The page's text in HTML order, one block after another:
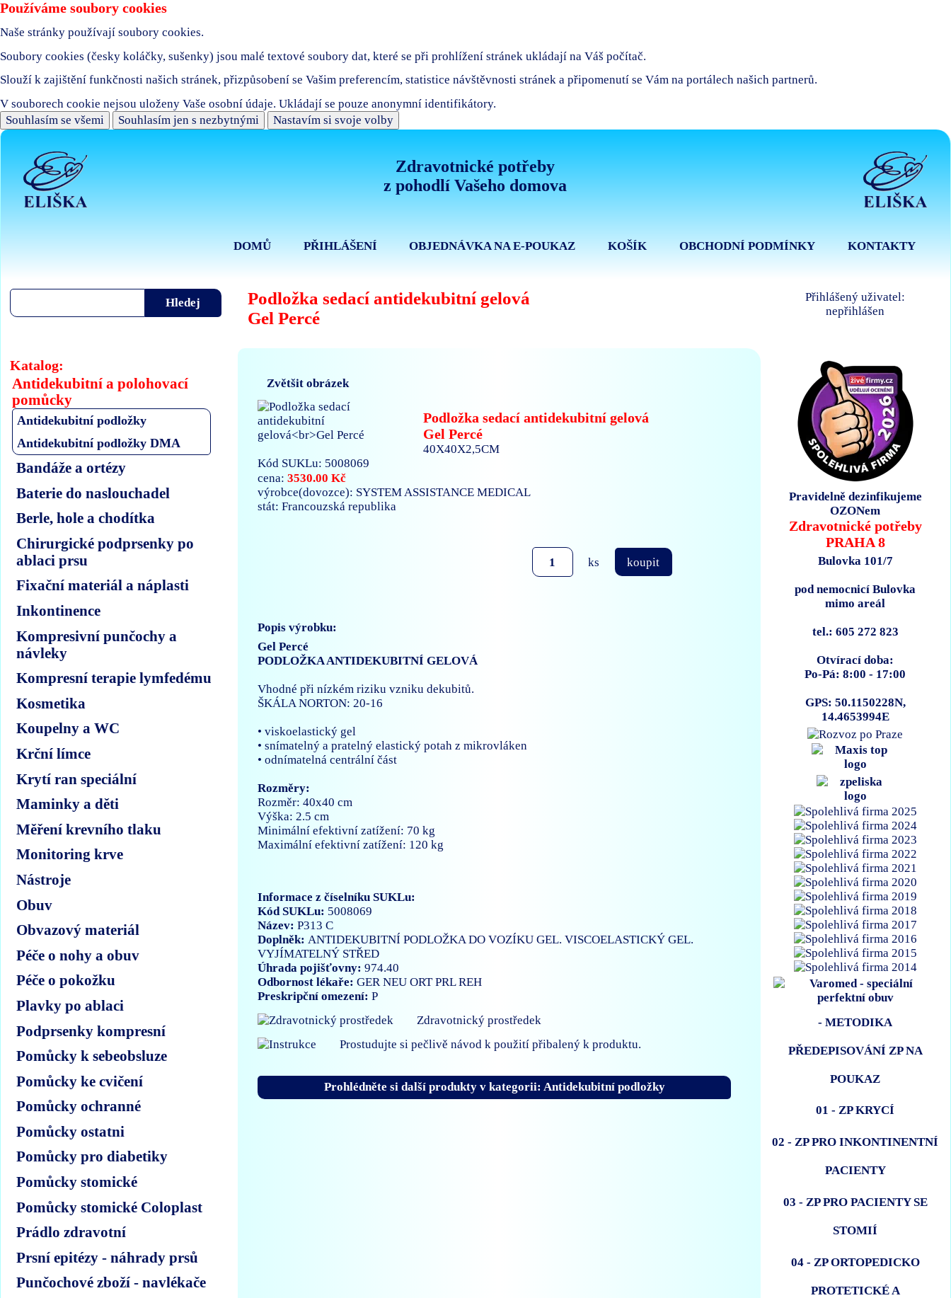
Používáme soubory cookies
Naše stránky používají soubory cookies.
Soubory cookies (česky koláčky, sušenky) jsou malé textové soubory dat, které se při prohlížení stránek ukládají na Váš počítač.
Slouží k zajištění funkčnosti našich stránek, přizpůsobení se Vašim preferencím, statistice návštěvnosti stránek a připomenutí se Vám na portálech našich partnerů.
V souborech cookie nejsou uloženy Vaše osobní údaje. Ukládají se pouze anonymní identifikátory.
Souhlasím se všemi
Souhlasím jen s nezbytnými Nastavím si svoje volby
Zdravotnické potřeby
z pohodlí Vašeho domova
KONTAKTY
OBCHODNÍ PODMÍNKY
KOŠÍK
OBJEDNÁVKA NA E-POUKAZ
PŘIHLÁŠENÍ
DOMŮ
Podložka sedací antidekubitní gelová
Gel Percé
Přihlášený uživatel:
nepřihlášen
Katalog:
Antidekubitní a polohovací
pomůcky
Antidekubitní podložky
Antidekubitní podložky DMA
Bandáže a ortézy
Baterie do naslouchadel
Berle, hole a chodítka
Chirurgické podprsenky po
ablaci prsu
Fixační materiál a náplasti
Inkontinence
Kompresivní punčochy a
návleky
Kompresní terapie lymfedému
Kosmetika
Koupelny a WC
Krční límce
Krytí ran speciální
Maminky a děti
Měření krevního tlaku
Monitoring krve
Nástroje
Obuv
Obvazový materiál
Péče o nohy a obuv
Péče o pokožku
Plavky po ablaci
Podprsenky kompresní
Pomůcky k sebeobsluze
Pomůcky ke cvičení
Pomůcky ochranné
Pomůcky ostatni
Pomůcky pro diabetiky
Pomůcky stomické
Pomůcky stomické Coloplast
Prádlo zdravotní
Prsní epitézy - náhrady prsů
Punčochové zboží - navlékače
Zvětšit obrázek
Podložka sedací antidekubitní gelová
Gel Percé
40X40X2,5CM
Kód SUKLu: 5008069
cena: 3530.00 Kč
výrobce(dovozce): SYSTEM ASSISTANCE MEDICAL
stát: Francouzská republika
ks koupit
Popis výrobku:
Gel Percé
PODLOŽKA ANTIDEKUBITNÍ GELOVÁ
Vhodné při nízkém riziku vzniku dekubitů.
ŠKÁLA NORTON: 20-16
• viskoelastický gel
• snímatelný a pratelný elastický potah z mikrovláken
• odnímatelná centrální část
Rozměry:
Rozměr: 40x40 cm
Výška: 2.5 cm
Minimální efektivní zatížení: 70 kg
Maximální efektivní zatížení: 120 kg
Informace z číselníku SUKLu:
Kód SUKLu: 5008069
Název: P313 C
Doplněk: ANTIDEKUBITNÍ PODLOŽKA DO VOZÍKU GEL. VISCOELASTICKÝ GEL.
VYJÍMATELNÝ STŘED
Úhrada pojišťovny: 974.40
Odbornost lékaře: GERNEU ORTPRLREH
Preskripční omezení: P
Zdravotnický prostředek
Prostudujte si pečlivě návod k použití přibalený k produktu.
Prohlédněte si další produkty v kategorii: Antidekubitní podložky
Pravidelně dezinfikujeme
OZONem
Zdravotnické potřeby
PRAHA 8
Bulovka 101/7
pod nemocnicí Bulovka
mimo areál
tel.: 605 272 823
Otvírací doba:
Po-Pá: 8:00 - 17:00
GPS: 50.1150228N,
14.4653994E
- METODIKA
PŘEDEPISOVÁNÍ ZP NA
POUKAZ
01 - ZP KRYCÍ
02 - ZP PRO INKONTINENTNÍ
PACIENTY
03 - ZP PRO PACIENTY SE
STOMIÍ
04 - ZP ORTOPEDICKO
PROTETICKÉ A